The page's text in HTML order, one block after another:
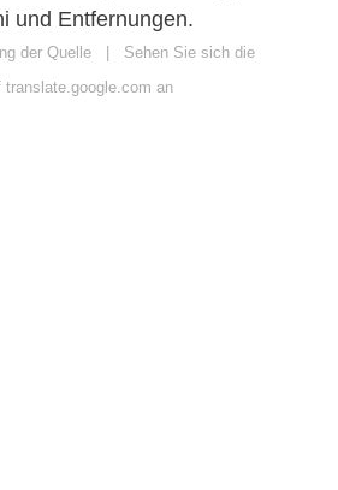
und Entfernungen.
der Quelle | Sehen Sie sich die
an